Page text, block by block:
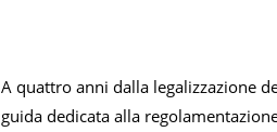
A quattro anni dalla legalizzazione
guida dedicata alla